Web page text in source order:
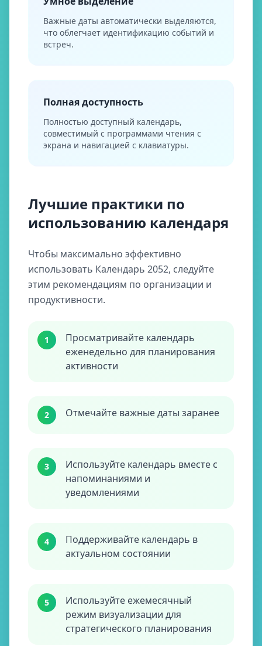
Важные даты автоматически выделяются,
что облегчает идентификацию событий и
встреч.
Полная доступность
Полностью доступный календарь,
совместимый с программами чтения с
экрана и навигацией с клавиатуры.
Лучшие практики по
использованию календаря
Чтобы максимально эффективно
использовать Календарь 2052, следуйте
этим рекомендациям по организации и
продуктивности.
1
Просматривайте календарь
еженедельно для планирования
активности
2 Отмечайте важные даты заранее
3
Используйте календарь вместе с
напоминаниями и
уведомлениями
4
Поддерживайте календарь в
актуальном состоянии
5
Используйте ежемесячный
режим визуализации для
стратегического планирования